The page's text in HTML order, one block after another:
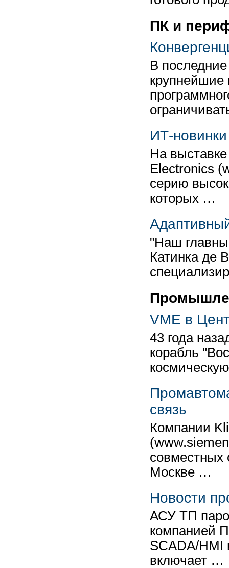
ПК и
В
крупнейшие
ИТ-
На
Electronics
серию
которых …
"Наш
Катинка де
VME в
43 года
корабль
связь
Компании
совместных
Москве …
Новости
АСУ ТП
компанией
SCADA/HMI
включает …